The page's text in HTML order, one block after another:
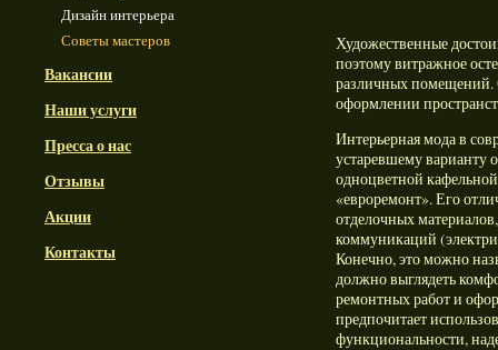
Дизайн интерьера
Советы мастеров
Вакансии
Наши услуги
Пресса о нас
Отзывы
Акции
Контакты
Художественные
поэтому витражное
различных помещений.
оформлении
Интерьерная мода в
устаревшему варианту
одноцветной
«евроремонт». Его
отделочных
коммуникаций
Конечно, это можно
должно выглядеть
ремонтных работ и
предпочитает
функциональности,